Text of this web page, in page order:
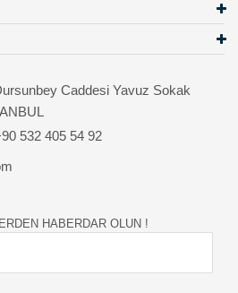
Caddesi Yavuz Sokak
532 405 54 92
HABERDAR OLUN !